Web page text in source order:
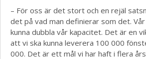
– För oss är det stort och en rejäl
det på vad man definierar som det.
kunna dubbla vår kapacitet. Det är en
att vi ska kunna leverera 100 000
000. Det är ett mål vi har haft i flera